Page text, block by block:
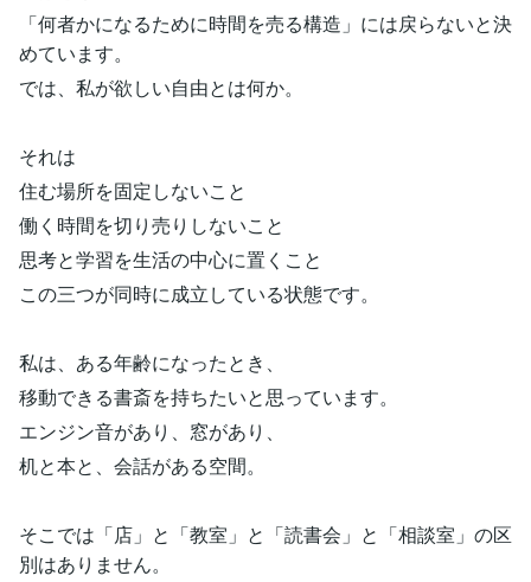
「何者かになるために時間を売る構造」には戻らないと決
めています。
では、私が欲しい自由とは何か。
それは
住む場所を固定しないこと
働く時間を切り売りしないこと
思考と学習を生活の中心に置くこと
この三つが同時に成立している状態です。
私は、ある年齢になったとき、
移動できる書斎を持ちたいと思っています。
エンジン音があり、窓があり、
机と本と、会話がある空間。
そこでは「店」と「教室」と「読書会」と「相談室」の区
別はありません。